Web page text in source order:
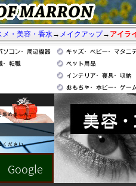
メ・美容・香水→ メイクアップ→ アイラ